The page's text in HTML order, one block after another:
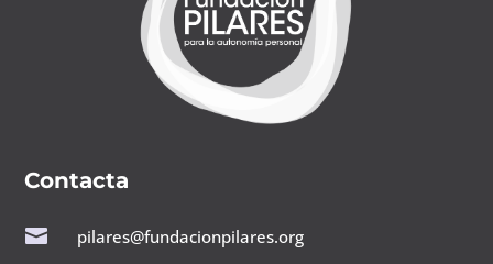
Contacta

pilares@fundacionpilares.org